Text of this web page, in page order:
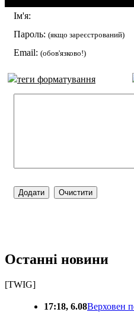
Ім'я:
Пароль: (якщо зареєстрований)
Email: (обов'язково!)
теги форматування
Останні новини
[TWIG]
17:18, 6.08Верховен